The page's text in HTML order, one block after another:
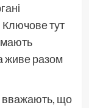
Ключове тут
мають
живе разом
вважають, що